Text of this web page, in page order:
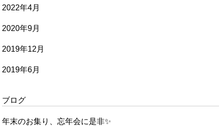
2022年4月
2020年9月
2019年12月
2019年6月
ブログ
年末のお集り、忘年会に是非✨